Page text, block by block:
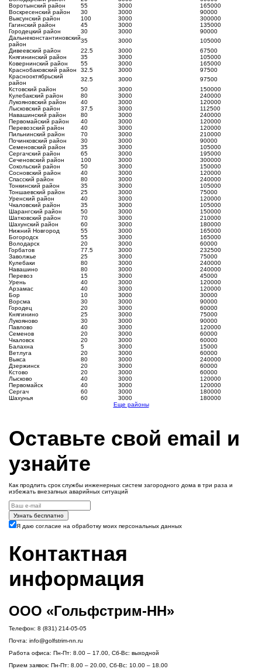
Воротынский район
55 3000
165000
Воскресенский район
30 3000
90000
Выксунский район
100 3000
300000
Гагинский район
45 3000
135000
Городецкий район
30 3000
90000
Дальнеконстантиновский
район
35 3000
105000
Дивеевский район
22.5 3000
67500
Княгининский район
35 3000
105000
Ковернинский район
55 3000
165000
Краснобаковский район
32.5 3000
97500
Краснооктябрьский
район
32.5 3000
97500
Кстовский район
50 3000
150000
Кулебакский район
80 3000
240000
Лукояновский район
40 3000
120000
Лысковский район
37.5 3000
112500
Навашинский район
80 3000
240000
Первомайский район
40 3000
120000
Перевозский район
40 3000
120000
Пильнинский район
70 3000
210000
Починковский район
30 3000
90000
Семеновский район
35 3000
105000
Сергачский район
65 3000
195000
Сеченовский район
100 3000
300000
Сокольский район
50 3000
150000
Сосновский район
40 3000
120000
Спасский район
80 3000
240000
Тонкинский район
35 3000
105000
Тоншаевский район
25 3000
75000
Уренский район
40 3000
120000
Чкаловский район
35 3000
105000
Шарангский район
50 3000
150000
Шатковский район
70 3000
210000
Шахунский район
60 3000
180000
Нижний Новгород
55 3000
165000
Богородск
55 3000
165000
Володарск
20 3000
60000
Горбатов
77.5 3000
232500
Заволжье
25 3000
75000
Кулебаки
80 3000
240000
Навашино
80 3000
240000
Перевоз
15 3000
45000
Урень
40 3000
120000
Арзамас
40 3000
120000
Бор
10 3000
30000
Ворсма
30 3000
90000
Городец
20 3000
60000
Княгинино
25 3000
75000
Лукояново
30 3000
90000
Павлово
40 3000
120000
Семенов
20 3000
60000
Чкаловск
20 3000
60000
Балахна
5 3000
15000
Ветлуга
20 3000
60000
Выкса
80 3000
240000
Дзержинск
20 3000
60000
Кстово
20 3000
60000
Лысково
40 3000
120000
Первомайск
40 3000
120000
Сергач
60 3000
180000
Шахунья
60 3000
180000
Еще районы
Оставьте свой email и
узнайте
Как продлить срок службы инженерных систем загородного дома в три раза и
избежать внезапных аварийных ситуаций
Узнать бесплатно
Я даю согласие на обработку моих персональных данных
Контактная
информация
ООО «Гольфстрим-НН»
Телефон: 8 (831) 214-05-05
Почта: info@golfstrim-nn.ru
Работа офиса: Пн-Пт: 8.00 – 17.00, Сб-Вс: выходной
Прием заявок: Пн-Пт: 8.00 – 20.00, Сб-Вс: 10.00 – 18.00